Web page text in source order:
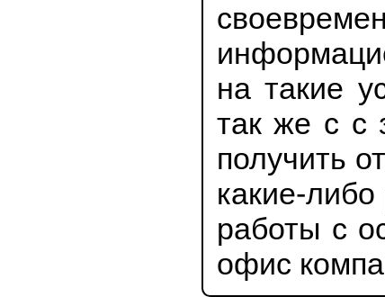
На
на такие
так же с
получить
какие-